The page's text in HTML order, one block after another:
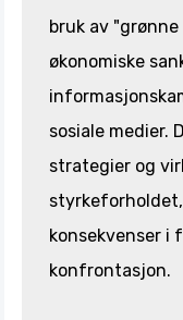
bruk av
økonomiske
sosiale medier.
strategier og
konsekvenser
konfrontasjon.